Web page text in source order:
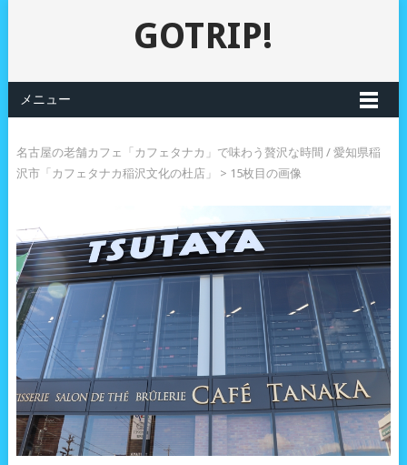
GOTRIP!
メニュー
名古屋の老舗カフェ「カフェタナカ」で味わう贅沢な時間 / 愛知県稲
沢市「カフェタナカ稲沢文化の杜店」
> 15枚目の画像